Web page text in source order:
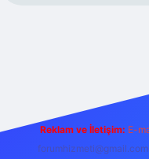
Reklam ve İletişim: E-
forumhizmeti@gmail.com